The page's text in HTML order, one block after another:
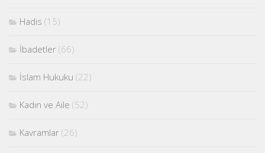
Hadis (15)
İbadetler (66)
İslam Hukuku (22)
Kadın ve Aile (52)
Kavramlar (26)